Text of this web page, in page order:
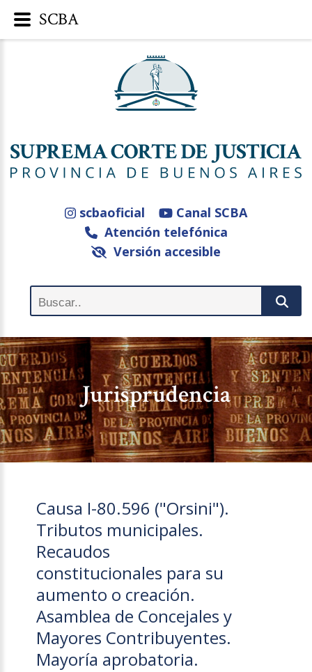
scbaoficial
Canal SCBA
Atención telefónica
Versión accesible
Jurisprudencia
Causa I-80.596 ("Orsini").
Tributos municipales.
Recaudos
constitucionales para su
aumento o creación.
Asamblea de Concejales y
Mayores Contribuyentes.
Mayoría aprobatoria.
SCBA